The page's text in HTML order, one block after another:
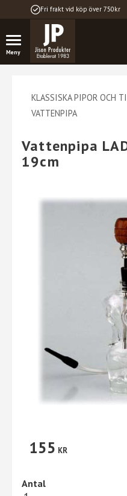
Fri frakt vid köp över 750kr
KLASSISKA PIPOR OCH
VATTENPIPA
Vattenpipa
19cm
155 KR
Antal